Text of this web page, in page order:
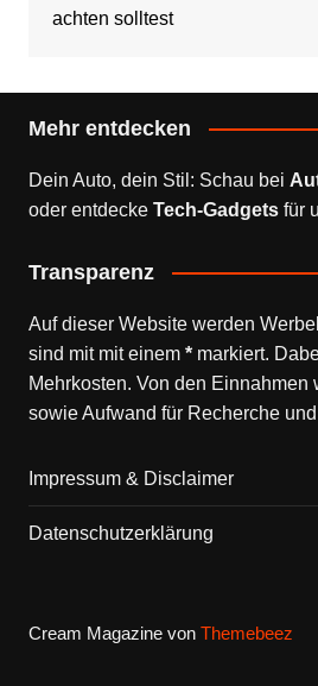
achten solltest
Mehr entdecken
Dein Auto, dein Stil: Schau bei
oder entdecke Tech-Gadgetsfür
Transparenz
Auf dieser Website werden
sind mit mit einem *markiert.
Mehrkosten. Von den Einnahmen
sowie Aufwand für Recherche
Impressum & Disclaimer
Datenschutzerklärung
Cream Magazine von Themebeez